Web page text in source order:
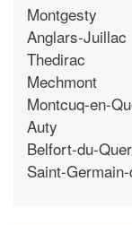
Montgesty
Anglars-Juillac
Thedirac
Mechmont
Montcuq-en-
Auty
Belfort-du-
Saint-